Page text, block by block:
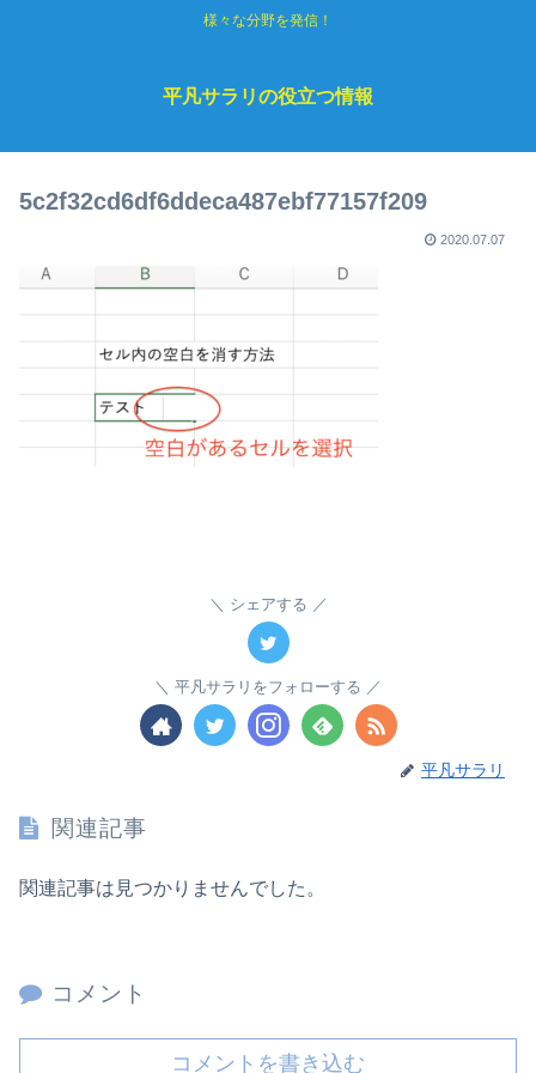
様々な分野を発信！
平凡サラリの役立つ情報
5c2f32cd6df6ddeca487ebf77157f209
2020.07.07
シェアする
平凡サラリをフォローする
平凡サラリ
関連記事
関連記事は見つかりませんでした。
コメント
コメントを書き込む